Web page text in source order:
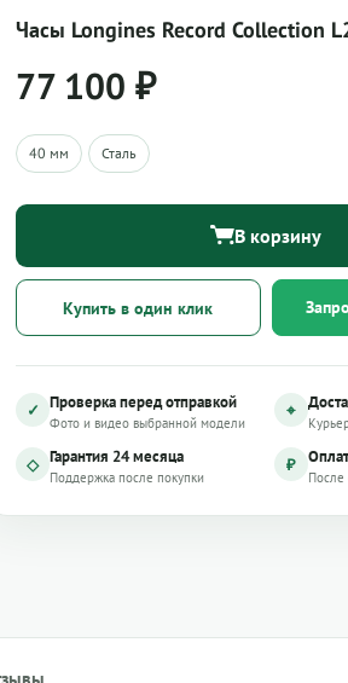
Часы Longines Record Collection
77 100 ₽
40 мм Сталь
В корзину
Купить в один клик
✓ Проверка перед отправкой
Фото и видео выбранной модели
⌖
◇ Гарантия 24 месяца
Поддержка после покупки
₽
После